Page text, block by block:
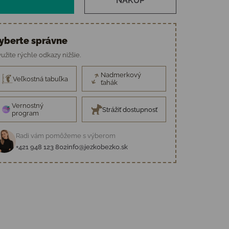
správne
rýchle odkazy nižšie.
Veľkostná tabuľka
Nadmerkový
ťahák
Vernostný
program
Strážiť dostupnosť
Radi vám pomôžeme s výberom
+421 948 123 802info@jezkobezko.sk